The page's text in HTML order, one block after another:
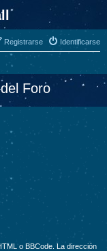
Identificarse
Registrarse
Foro
o BBCode. La dirección